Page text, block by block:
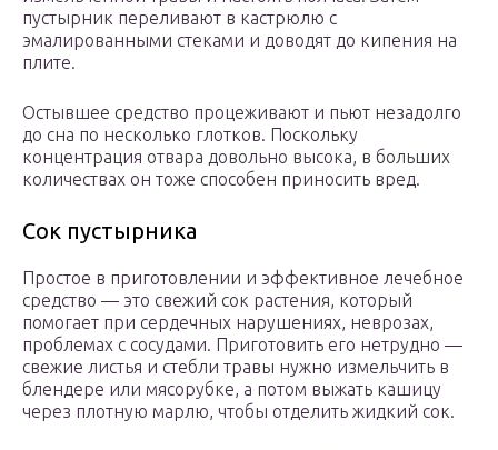
пустырник переливают в кастрюлю с
эмалированными стеками и доводят до кипения на
плите.
Остывшее средство процеживают и пьют незадолго
до сна по несколько глотков. Поскольку
концентрация отвара довольно высока, в больших
количествах он тоже способен приносить вред.
Сок пустырника
Простое в приготовлении и эффективное лечебное
средство — это свежий сок растения, который
помогает при сердечных нарушениях, неврозах,
проблемах с сосудами. Приготовить его нетрудно —
свежие листья и стебли травы нужно измельчить в
блендере или мясорубке, а потом выжать кашицу
через плотную марлю, чтобы отделить жидкий сок.